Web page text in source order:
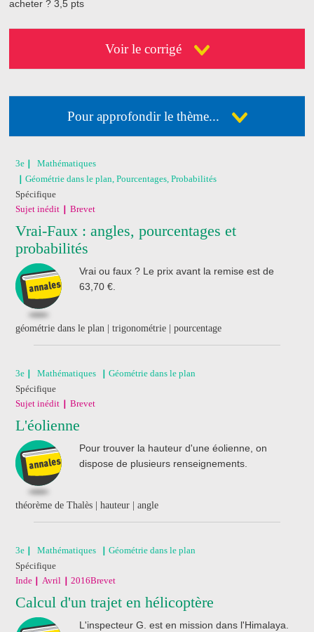
acheter ?3,5 pts
Voir le corrigé
Déja abonné ?
Pas encore abonné ?Consultez nos offres !
J'ai acheté un livre
Pour approfondir le thème...
3e
Mathématiques
Géométrie dans le plan, Pourcentages, Probabilités
Spécifique
Sujet inédit
Brevet
Vrai-Faux : angles, pourcentages et
probabilités
Vrai ou faux ? Le prix avant la remise est de
63,70 €.
géométrie dans le plan | trigonométrie | pourcentage
3e Mathématiques
Géométrie dans le plan
Spécifique
Sujet inédit
Brevet
L'éolienne
Pour trouver la hauteur d'une éolienne, on
dispose de plusieurs renseignements.
théorème de Thalès | hauteur | angle
3e Mathématiques
Géométrie dans le plan
Spécifique
Inde
Avril 2016Brevet
Calcul d'un trajet en hélicoptère
L'inspecteur G. est en mission dans l'Himalaya.